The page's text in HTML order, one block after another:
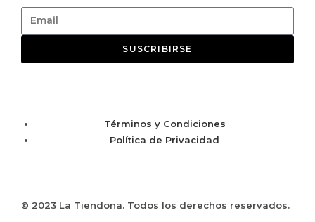
SUSCRIBIRSE
© 2023 La Tiendona. Todos los derechos reservados.
Términos y Condiciones
Política de Privacidad